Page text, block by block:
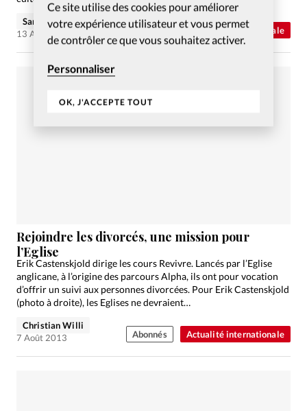
Ce site utilise des cookies pour améliorer
votre expérience utilisateur et vous permet
de contrôler ce que vous souhaitez activer.
Personnaliser
OK, J'ACCEPTE TOUT
Actualité internationale
Sandrine Roulet
13 Août 2013
Abonnés
Actualité internationale
Rejoindre les divorcés, une mission pour
l’Eglise
Erik Castenskjold dirige les cours Revivre. Lancés par l’Eglise
anglicane, à l’origine des parcours Alpha, ils ont pour vocation
d’offrir un suivi aux personnes divorcées. Pour Erik Castenskjold
(photo à droite), les Eglises ne devraient…
Christian Willi
7 Août 2013
Abonnés